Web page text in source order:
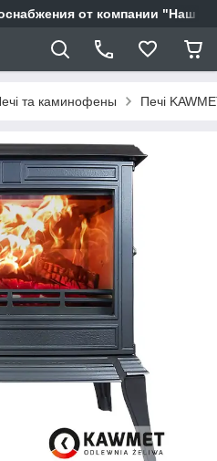
от компании "Наш
та каминофены Печі